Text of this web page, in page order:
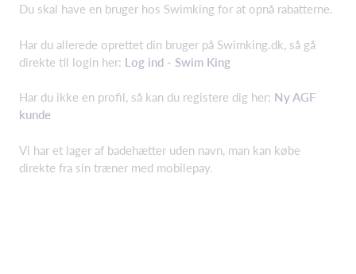
Du skal have en bruger hos Swimking for at opnå rabatterne.
Har du allerede oprettet din bruger på Swimking.dk, så gå
direkte til login her: Log ind - Swim King
Har du ikke en profil, så kan du registere dig her: Ny AGF
kunde
Vi har et lager af badehætter uden navn, man kan købe
direkte fra sin træner med mobilepay.